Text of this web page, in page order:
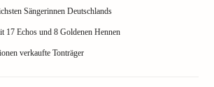
Sängerinnen Deutschlands
17 Echos und 8 Goldenen Hennen
verkaufte Tonträger